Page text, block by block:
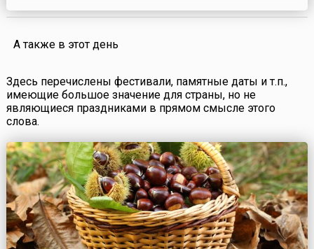
октября 2006 года. В референдуме приняли участие 54,91% всех
А также в этот день
Здесь перечислены фестивали, памятные даты и т.п.,
имеющие большое значение для страны, но не
являющиеся праздниками в прямом смысле этого
слова.